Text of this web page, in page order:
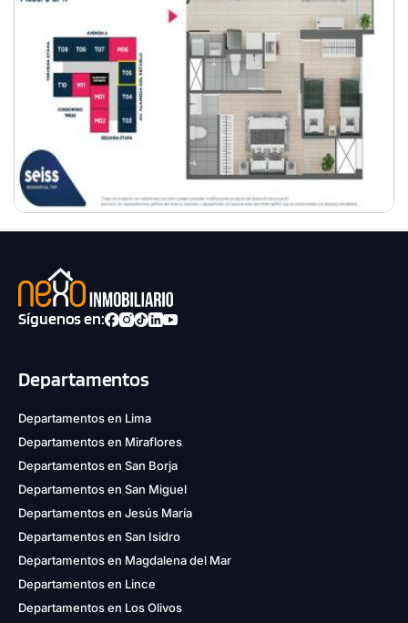
Síguenos en:
Departamentos
Departamentos en Lima
Departamentos en Miraflores
Departamentos en San Borja
Departamentos en San Miguel
Departamentos en Jesús María
Departamentos en San Isidro
Departamentos en Magdalena del Mar
Departamentos en Lince
Departamentos en Los Olivos